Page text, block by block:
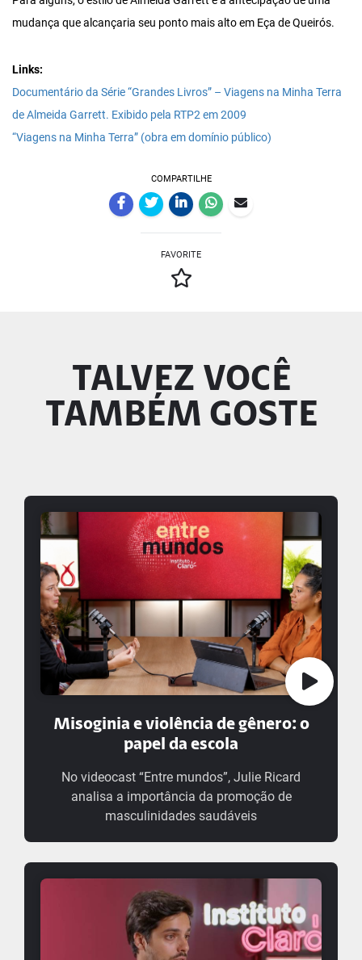
mudança que alcançaria seu ponto mais alto em Eça de Queirós.
Links:
Documentário da Série “Grandes Livros” – Viagens na Minha Terra
de Almeida Garrett. Exibido pela RTP2 em 2009
“Viagens na Minha Terra” (obra em domínio público)
COMPARTILHE
FAVORITE
TALVEZ VOCÊ
TAMBÉM GOSTE
Misoginia e violência de gênero: o
papel da escola
No videocast “Entre mundos”, Julie Ricard
analisa a importância da promoção de
masculinidades saudáveis